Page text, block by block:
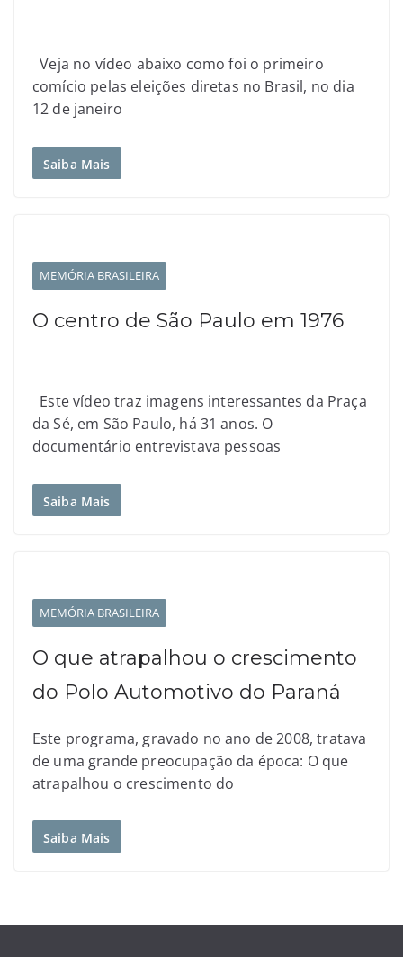
Veja no vídeo abaixo como foi o primeiro
comício pelas eleições diretas no Brasil, no dia
12 de janeiro
Saiba Mais
MEMÓRIA BRASILEIRA
O centro de São Paulo em 1976
Este vídeo traz imagens interessantes da Praça
da Sé, em São Paulo, há 31 anos. O
documentário entrevistava pessoas
Saiba Mais
MEMÓRIA BRASILEIRA
O que atrapalhou o crescimento
do Polo Automotivo do Paraná
Este programa, gravado no ano de 2008, tratava
de uma grande preocupação da época: O que
atrapalhou o crescimento do
Saiba Mais